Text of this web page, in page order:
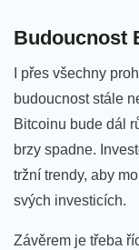
Budoucnost
I přes všechny
budoucnost⁤ stále
Bitcoinu bude ​dál
brzy⁣ spadne.⁤
tržní trendy,⁣ aby
svých investicích.
Závěrem je třeba